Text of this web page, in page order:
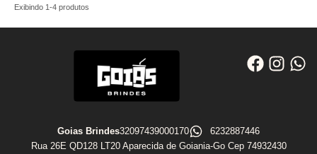
Exibindo 1-4 produtos
Goias Brindes32097439000170
6232887446
Rua 26E QD128 LT20 Aparecida de Goiania-Go Cep 74932430